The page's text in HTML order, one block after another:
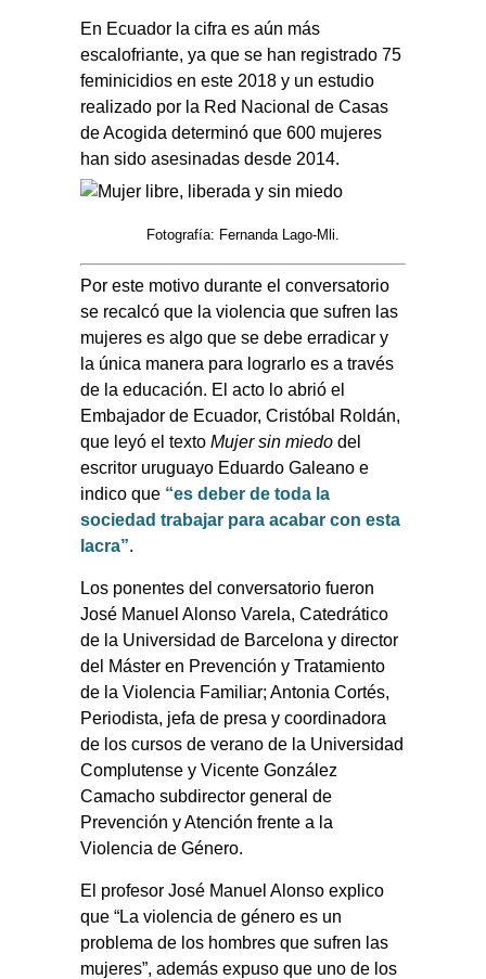
En Ecuador la cifra es aún más
escalofriante, ya que se han registrado 75
feminicidios en este 2018 y un estudio
realizado por la Red Nacional de Casas
de Acogida determinó que 600 mujeres
han sido asesinadas desde 2014.
Fotografía: Fernanda Lago-Mli.
Por este motivo durante el conversatorio
se recalcó que la violencia que sufren las
mujeres es algo que se debe erradicar y
la única manera para lograrlo es a través
de la educación. El acto lo abrió el
Embajador de Ecuador, Cristóbal Roldán,
que leyó el texto Mujer sin miedo del
escritor uruguayo Eduardo Galeano e
indico que “es deber de toda la
sociedad trabajar para acabar con esta
lacra”.
Los ponentes del conversatorio fueron
José Manuel Alonso Varela, Catedrático
de la Universidad de Barcelona y director
del Máster en Prevención y Tratamiento
de la Violencia Familiar; Antonia Cortés,
Periodista, jefa de presa y coordinadora
de los cursos de verano de la Universidad
Complutense y Vicente González
Camacho subdirector general de
Prevención y Atención frente a la
Violencia de Género.
El profesor José Manuel Alonso explico
que “La violencia de género es un
problema de los hombres que sufren las
mujeres”, además expuso que uno de los